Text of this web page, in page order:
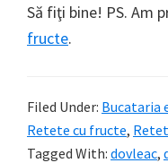
Să fiţi bine! PS. Am
fructe.
Filed Under: Bucataria
Retete cu fructe,
Tagged With: dovleac,